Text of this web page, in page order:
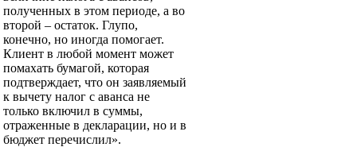
полученных в этом периоде, а во
второй – остаток. Глупо,
конечно, но иногда помогает.
Клиент в любой момент может
помахать бумагой, которая
подтверждает, что он заявляемый
к вычету налог с аванса не
только включил в суммы,
отраженные в декларации, но и в
бюджет перечислил».